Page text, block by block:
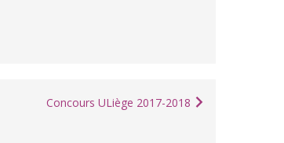
Concours ULiège 2017-2018